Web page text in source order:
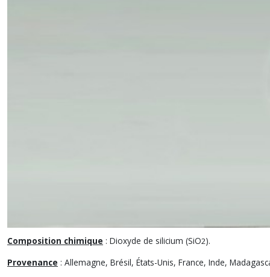
Pierres polies de Jaspe Rainbow
Photo non contractuelle
Composition chimique : Dioxyde de silicium (SiO2).
Provenance : Allemagne, Brésil, États-Unis, France, Inde,